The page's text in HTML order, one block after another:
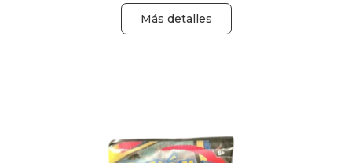
Más detalles